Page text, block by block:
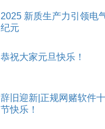
2025 新质生产力引领电
纪元
恭祝大家元旦快乐！
辞旧迎新|正规网赌软件
节快乐！